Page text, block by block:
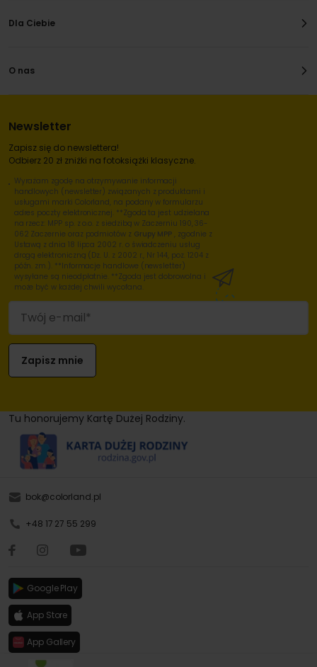
Dla Ciebie
O nas
Newsletter
Zapisz się do newslettera!
Odbierz 20 zł zniżki na fotoksiążki klasyczne.
Wyrażam zgodę na otrzymywanie informacji
handlowych (newsletter) związanych z produktami i
usługami marki Colorland, na podany w formularzu
adres poczty elektronicznej. **Zgoda ta jest udzielana
na rzecz: MPP sp. z o.o. z siedzibą w Zaczerniu 190, 36-
062 Zaczernie oraz podmiotów z Grupy MPP , zgodnie z
Ustawą z dnia 18 lipca 2002 r. o świadczeniu usług
drogą elektroniczną (Dz. U. z 2002 r., Nr 144, poz. 1204 z
późn. zm.). **Informacje handlowe (newsletter)
wysyłane są nieodpłatnie. **Zgoda jest dobrowolna i
może być w każdej chwili wycofana.
Tu honorujemy Kartę Dużej Rodziny.
bok@colorland.pl
+48 17 27 55 299
Google Play
App Store
App Gallery